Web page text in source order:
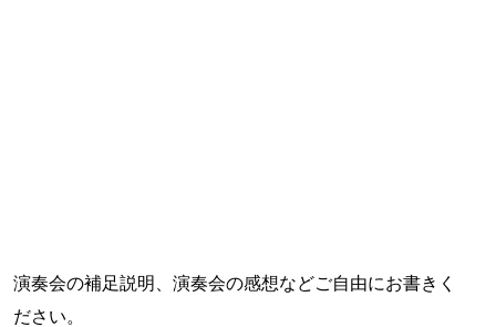
演奏会の補足説明、演奏会の感想などご自由にお書きく
ださい。